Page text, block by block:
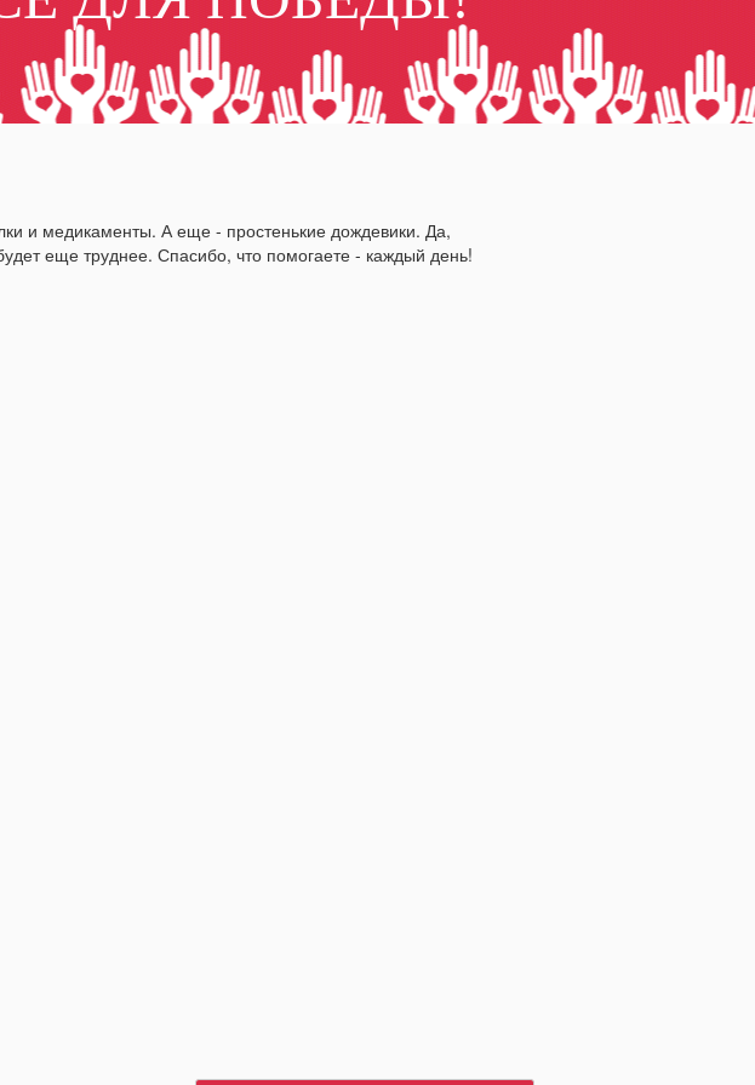
и медикаменты. А еще - простенькие дождевики. Да,
еще труднее. Спасибо, что помогаете - каждый день!